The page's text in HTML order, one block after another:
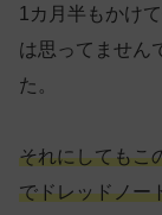
1カ月半もかけ
は思ってません
た。
それにしてもこ
でドレッドノー